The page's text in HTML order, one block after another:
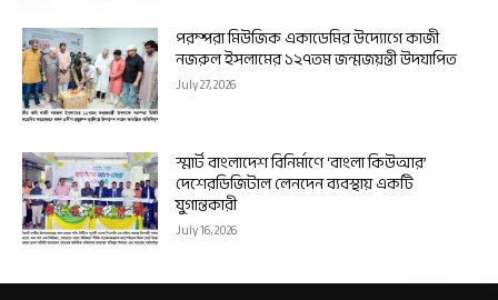
পরম্পরা মিউজিক একাডেমির উদ্যোগে কাজী
নজরুল ইসলামের ১২৭তম জন্মজয়ন্তী উদযাপিত
July 27, 2026
স্মার্ট বাংলাদেশ বিনির্মাণে ‘বাংলা কিউআর’
দেশেরডিজিটাল লেনদেন ব্যবস্থায় একটি
যুগান্তকারী
July 16, 2026